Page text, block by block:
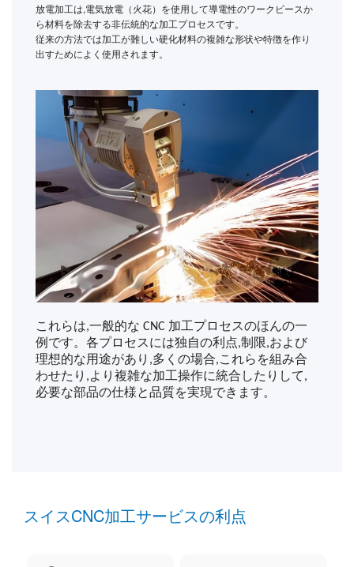
放電加工は,電気放電（火花）を使用して導電性のワークピースか
ら材料を除去する非伝統的な加工プロセスです。
従来の方法では加工が難しい硬化材料の複雑な形状や特徴を作り
出すためによく使用されます。
これらは,一般的な CNC 加工プロセスのほんの一
例です。各プロセスには独自の利点,制限,および
理想的な用途があり,多くの場合,これらを組み合
わせたり,より複雑な加工操作に統合したりして,
必要な部品の仕様と品質を実現できます。
スイスCNC加工サービスの利点